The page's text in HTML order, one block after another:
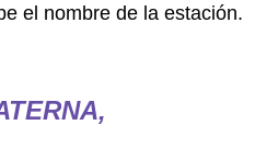
el nombre de la estación.